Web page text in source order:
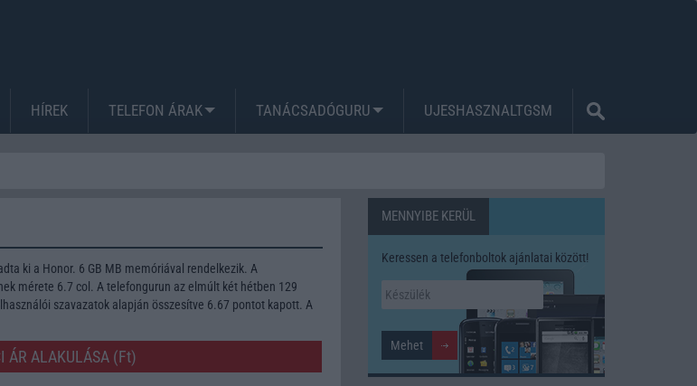
HÍREK TELEFON ÁRAK TANÁCSADÓGURU UJESHASZNALTGSM
ki a Honor. 6 GB MB memóriával rendelkezik. A
mérete 6.7 col. A telefongurun az elmúlt két hétben 129
szavazatok alapján összesítve 6.67 pontot kapott. A
ÁR ALAKULÁSA (Ft)
MENNYIBE KERÜL
Keressen a telefonboltok ajánlatai között!